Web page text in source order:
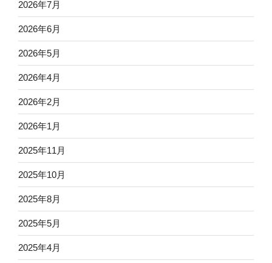
2026年7月
2026年6月
2026年5月
2026年4月
2026年2月
2026年1月
2025年11月
2025年10月
2025年8月
2025年5月
2025年4月